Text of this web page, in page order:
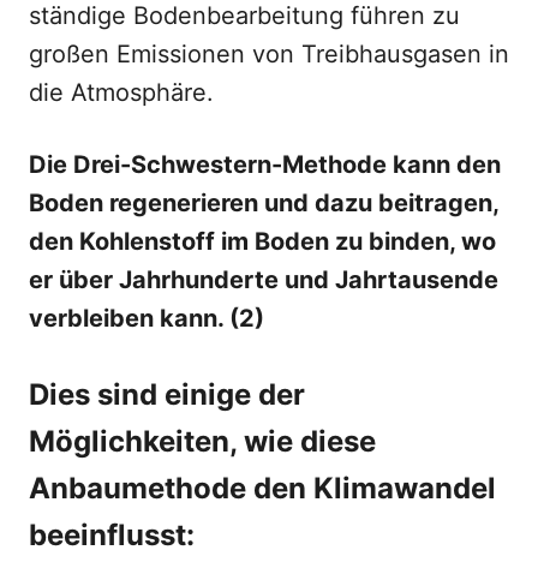
ständige Bodenbearbeitung führen zu
großen Emissionen von Treibhausgasen in
die Atmosphäre.
Die Drei-Schwestern-Methode kann den
Boden regenerieren und dazu beitragen,
den Kohlenstoff im Boden zu binden, wo
er über Jahrhunderte und Jahrtausende
verbleiben kann. (2)
Dies sind einige der
Möglichkeiten, wie diese
Anbaumethode den Klimawandel
beeinflusst: